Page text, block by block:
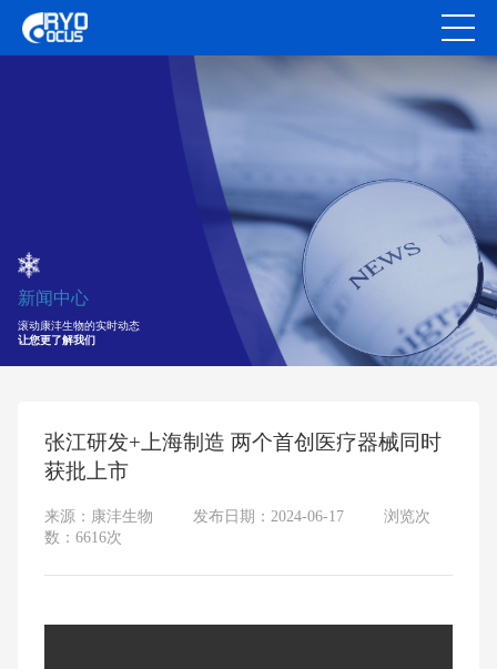
新闻中心
滚动康沣生物的实时动态
让您更了解我们
张江研发+上海制造 两个首创医疗器械同时
获批上市
来源：康沣生物 发布日期：2024-06-17
浏览次
数：6616次